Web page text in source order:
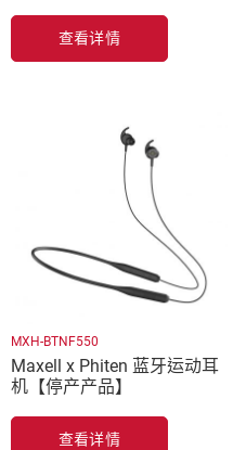
查看详情
MXH-BTNF550
Maxell x Phiten 蓝牙运动耳
机【停产产品】
查看详情